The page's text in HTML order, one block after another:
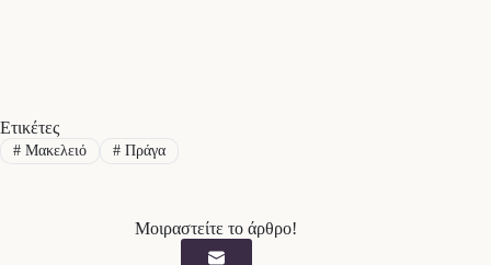
Ετικέτες
#Μακελειό #Πράγα
Μοιραστείτε το άρθρο!